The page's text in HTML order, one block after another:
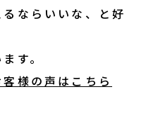
ならいいな、と好
す。
様の声はこちら